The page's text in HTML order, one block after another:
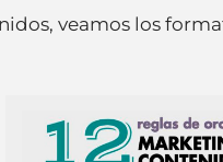
veamos los